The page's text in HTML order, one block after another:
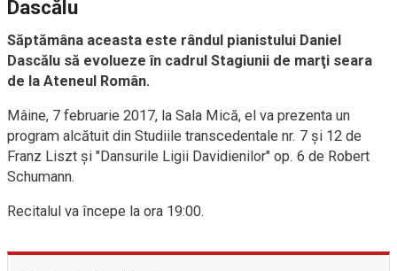
Dascălu
Săptămâna aceasta este rândul pianistului Daniel
Dascălu să evolueze în cadrul Stagiunii de marţi seara
de la Ateneul Român.
Mâine, 7 februarie 2017, la Sala Mică, el va prezenta un
program alcătuit din Studiile transcedentale nr. 7 şi 12 de
Franz Liszt şi "Dansurile Ligii Davidienilor" op. 6 de Robert
Schumann.
Recitalul va începe la ora 19:00.